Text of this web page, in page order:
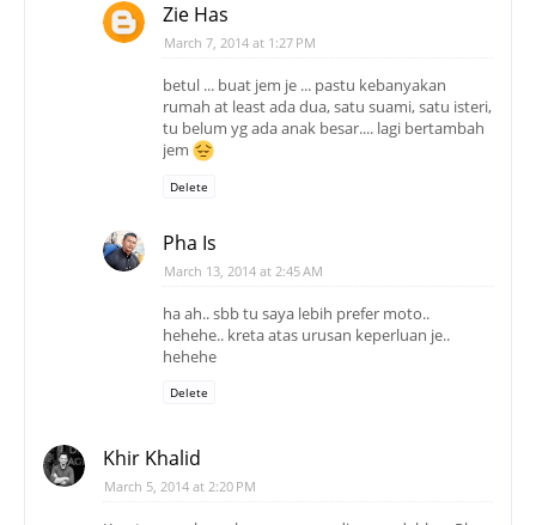
Zie Has
March 7, 2014 at 1:27 PM
betul ... buat jem je ... pastu kebanyakan
rumah at least ada dua, satu suami, satu isteri,
tu belum yg ada anak besar.... lagi bertambah
jem
Delete
Pha Is
March 13, 2014 at 2:45 AM
ha ah.. sbb tu saya lebih prefer moto..
hehehe.. kreta atas urusan keperluan je..
hehehe
Delete
Khir Khalid
March 5, 2014 at 2:20 PM